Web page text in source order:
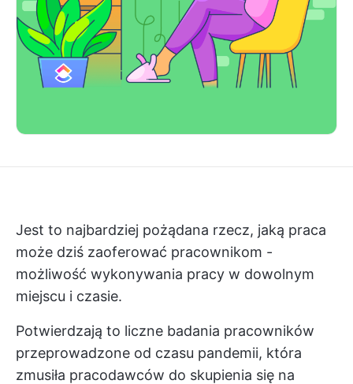
Jest to najbardziej pożądana rzecz, jaką praca
może dziś zaoferować pracownikom -
możliwość wykonywania pracy w dowolnym
miejscu i czasie.
Potwierdzają to liczne badania pracowników
przeprowadzone od czasu pandemii, która
zmusiła pracodawców do skupienia się na